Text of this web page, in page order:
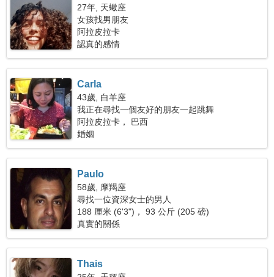
27年, 天蠍座
女孩找男朋友
阿拉皮拉卡
認真的感情
Carla
43歲, 白羊座
我正在尋找一個友好的朋友一起跳舞
阿拉皮拉卡， 巴西
婚姻
Paulo
58歲, 摩羯座
尋找一位資深女士的男人
188 厘米 (6'3")， 93 公斤 (205 磅)
真實的關係
Thais